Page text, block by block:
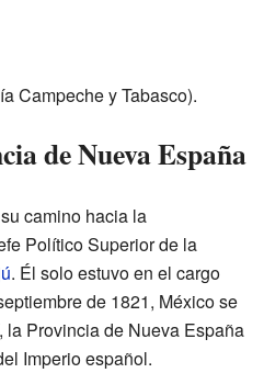
Campeche y Tabasco).
de Nueva España
camino hacia la
Político Superior de la
. Él solo estuvo en el cargo
de 1821, México se
Provincia de Nueva España
Imperio español.